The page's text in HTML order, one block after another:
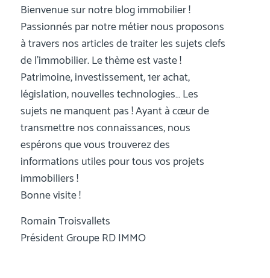
Bienvenue sur notre blog immobilier !
Passionnés par notre métier nous proposons
à travers nos articles de traiter les sujets clefs
de l’immobilier. Le thème est vaste !
Patrimoine, investissement, 1er achat,
législation, nouvelles technologies… Les
sujets ne manquent pas ! Ayant à cœur de
transmettre nos connaissances, nous
espérons que vous trouverez des
informations utiles pour tous vos projets
immobiliers !
Bonne visite !
Romain Troisvallets
Président Groupe RD IMMO